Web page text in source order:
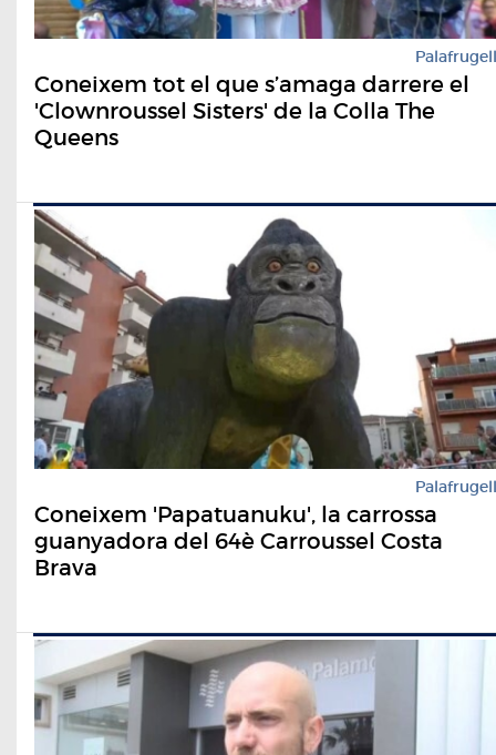
Palafrugell
Coneixem tot el que s’amaga darrere el
'Clownroussel Sisters' de la Colla The
Queens
Palafrugell
Coneixem 'Papatuanuku', la carrossa
guanyadora del 64è Carroussel Costa
Brava